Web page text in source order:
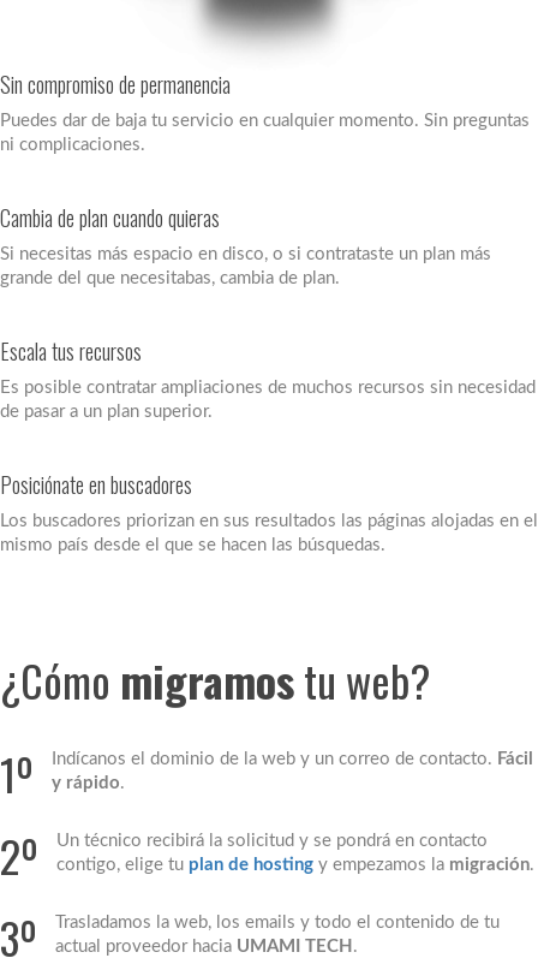
Sin compromiso de permanencia
Puedes dar de baja tu servicio en cualquier momento. Sin preguntas
ni complicaciones.
Cambia de plan cuando quieras
Si necesitas más espacio en disco, o si contrataste un plan más
grande del que necesitabas, cambia de plan.
Escala tus recursos
Es posible contratar ampliaciones de muchos recursos sin necesidad
de pasar a un plan superior.
Posiciónate en buscadores
Los buscadores priorizan en sus resultados las páginas alojadas en el
mismo país desde el que se hacen las búsquedas.
¿Cómo migramostu web?
1º
Indícanos el dominio de la web y un correo de contacto. Fácil
y rápido.
2º
Un técnico recibirá la solicitud y se pondrá en contacto
contigo, elige tu plan de hosting y empezamos la migración.
3º
Trasladamos la web, los emails y todo el contenido de tu
actual proveedor hacia UMAMI TECH .